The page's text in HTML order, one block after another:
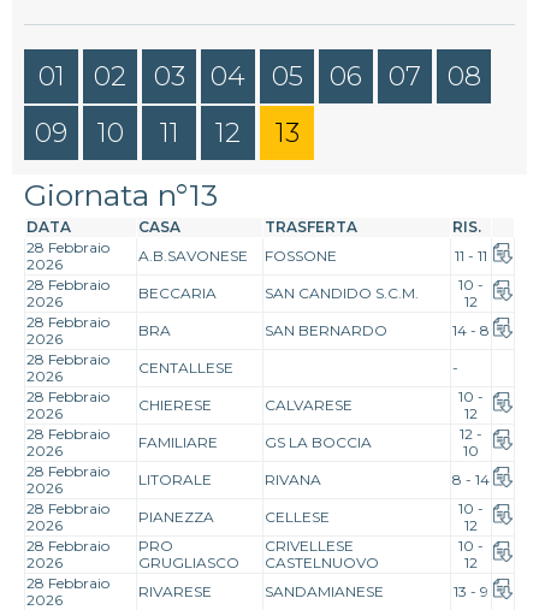
01 02 03 04 05 06 07
08
09
10 11 12 13
Giornata n°13
DATA CASA TRASFERTA
RIS.
28 Febbraio
2026
A.B.SAVONESE FOSSONE
11 - 11
28 Febbraio
2026
BECCARIA SAN CANDIDO S.C.M.
10 -
12
28 Febbraio
2026
BRA SAN BERNARDO
14 - 8
28 Febbraio
2026
CENTALLESE
-
28 Febbraio
2026
CHIERESE CALVARESE
10 -
12
28 Febbraio
2026
FAMILIARE GS LA BOCCIA
12 -
10
28 Febbraio
2026
LITORALE RIVANA
8 - 14
28 Febbraio
2026
PIANEZZA CELLESE
10 -
12
28 Febbraio
2026
PRO
GRUGLIASCO
CRIVELLESE
CASTELNUOVO
10 -
12
28 Febbraio
2026
RIVARESE SANDAMIANESE 13 - 9